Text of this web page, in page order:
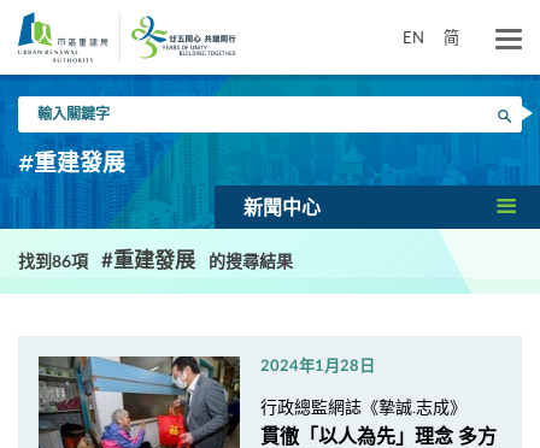
要
EN 简
入
關
鍵
搜尋
#重建發展
新聞中心
找到86項 #重建發展 的搜尋結果
2024年1月28日
行政總監網誌《摯誠.志成》
貫徹「以人為先」理念 多方